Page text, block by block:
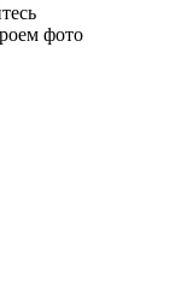
фото